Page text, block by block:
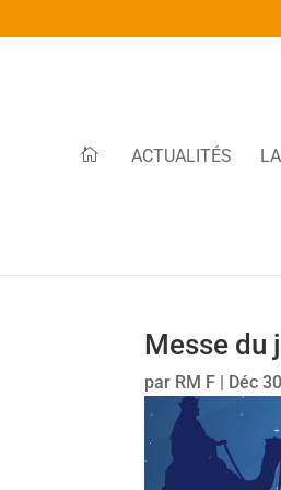
ACTUALITÉS
Messe du
par RM F | Déc